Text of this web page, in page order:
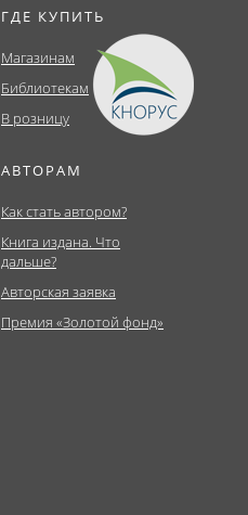
ГДЕ КУПИТЬ
Магазинам
Библиотекам
В розницу
АВТОРАМ
Как стать автором?
Книга издана. Что
дальше?
Авторская заявка
Премия «Золотой фонд»